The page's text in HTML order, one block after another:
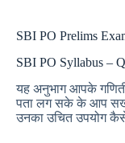
SBI PO Prelims
SBI PO Syllabus –
यह अनुभाग आपके
पता लग सके के आप
उनका उचित उपयोग